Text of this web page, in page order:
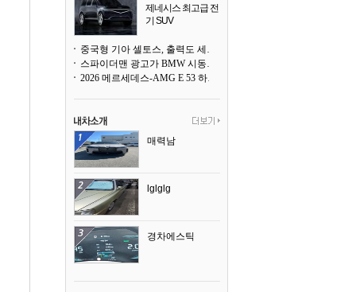
제네시스 최고급 전
기 SUV
중국형 기아 셀토스, 출력도 세지고 27인치 초대형 디스플레이까지
스파이더맨 광고가 BMW 시동화면을 점령하다, 오너들은 불만
2026 메르세데스-AMG E 53 하이브리드 왜건 시승기
매력남
lglglg
경차에스틱